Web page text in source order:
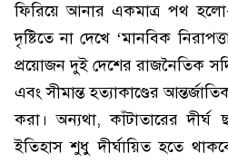
ফিরিয়ে আনার একমাত্র পথ হলো-
দৃষ্টিতে না দেখে ‘মানবিক
প্রয়োজন দুই দেশের রাজনৈতিক
এবং সীমান্ত হত্যাকাণ্ডের
করা। অন্যথা, কাঁটাতারের
ইতিহাস শুধু দীর্ঘায়িত হতে